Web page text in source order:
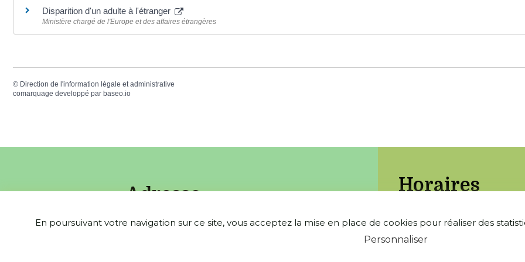
Disparition d'un adulte à l'étranger
Ministère chargé de l'Europe et des affaires étrangères
© Direction de l'information légale et administrative
comarquage developpé par baseo.io
Adresse Horaires
Lundi : 8h30-12h00 /
Mardi : 8h30-12h00 /
En poursuivant votre navigation sur ce site, vous acceptez la mise en place de cookies pour réaliser des
Personnaliser